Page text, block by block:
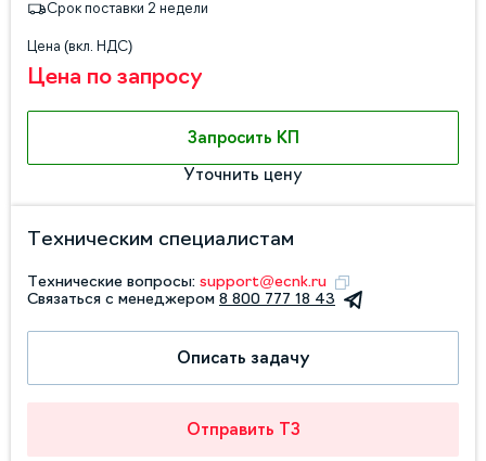
Срок поставки 2 недели
Цена (вкл. НДС)
Цена по запросу
Запросить КП
Уточнить цену
Техническим специалистам
Технические вопросы: support@ecnk.ru
Связаться с менеджером 8 800 777 18 43
Описать задачу
Отправить ТЗ